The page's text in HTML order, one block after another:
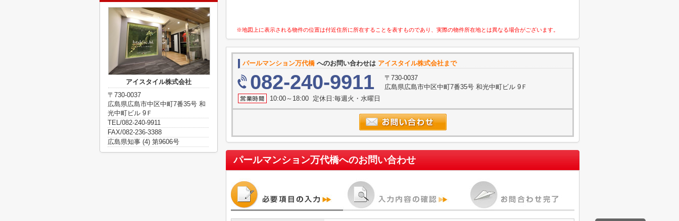
※地図上に表示される物件の位置は付近住所に所在することを表すものであり、実際の物件所在地とは異なる場合がございます。
パールマンション万代橋 へのお問い合わせは アイスタイル株式会社まで
082-240-9911
〒730-0037
広島県広島市中区中町7番35号 和光中町ビル 9Ｆ
10:00～18:00 定休日:毎週火・水曜日
パールマンション万代橋へのお問い合わせ
アイスタイル株式会社
〒730-0037
広島県広島市中区中町7番35号 和
光中町ビル 9Ｆ
TEL/082-240-9911
FAX/082-236-3388
広島県知事 (4) 第9606号